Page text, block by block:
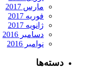
مارس 2017
فوریه 2017
ژانویه 2017
دسامبر 2016
نوامبر 2016
دسته‌ها